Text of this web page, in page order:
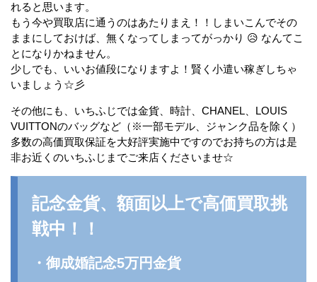
れると思います。
もう今や買取店に通うのはあたりまえ！！しまいこんでその
ままにしておけば、無くなってしまってがっかり 😥 なんてこ
とになりかねません。
少しでも、いいお値段になりますよ！賢く小遣い稼ぎしちゃ
いましょう☆彡
その他にも、いちふじでは金貨、時計、CHANEL、LOUIS
VUITTONのバッグなど（※一部モデル、ジャンク品を除く）
多数の高価買取保証を大好評実施中ですのでお持ちの方は是
非お近くのいちふじまでご来店くださいませ☆
記念金貨、額面以上で高価買取挑
戦中！！
・御成婚記念5万円金貨